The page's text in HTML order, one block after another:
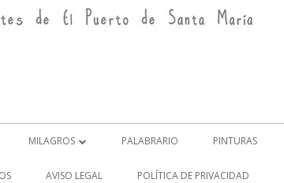
MILAGROS
MILAGROS (2)
PALABRARIO PINTURAS
AVISO LEGAL POLÍTICA DE PRIVACIDAD